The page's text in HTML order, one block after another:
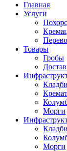
Главная
Услуги
Товары
Гробы
Морги
Морги